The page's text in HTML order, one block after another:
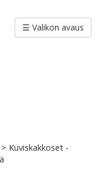
☰ Valikon avaus
> Kuviskakkoset -